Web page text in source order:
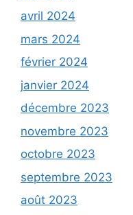
avril 2024
mars 2024
février 2024
janvier 2024
décembre 2023
novembre 2023
octobre 2023
septembre 2023
août 2023